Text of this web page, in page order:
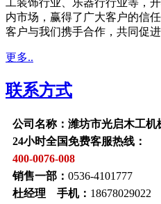
工装饰行业、乐器行行业等，
内市场，赢得了广大客户的信
客户与我们携手合作，共同促进
更多..
联系方式
公司名称：潍坊市光启木工机
24小时全国免费客服热线：
400-0076-008
销售一部： 0536-4101777
杜经理 手机： 18678029022